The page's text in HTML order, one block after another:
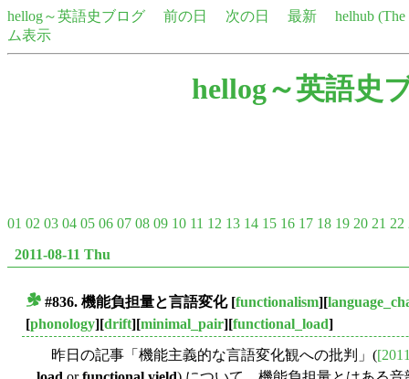
hellog～英語史ブログ 前の日 次の日 最新
helhub
ム表示
hellog～英語史
01 02 03 04 05 06 07 08 09 10 11 12 13 14 15 16 17 18 19 20 21 22
2011-08-11 Thu
#836. 機能負担量と言語変化[functionalism][
[phonology][drift][minimal_pair][functional_load]
昨日の記事「機能主義的な言語変化観への批判」(